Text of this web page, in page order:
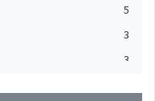
5
3
3